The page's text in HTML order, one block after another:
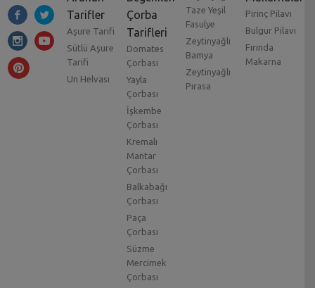
Tarifler
Aşure Tarifi
Sütlü Aşure
Tarifi
Un Helvası
Çorba
Tarifleri
Domates
Çorbası
Yayla
Çorbası
İşkembe
Çorbası
Kremalı
Mantar
Çorbası
Balkabağı
Çorbası
Paça
Çorbası
Süzme
Mercimek
Çorbası
Taze Yeşil
Fasulye
Zeytinyağlı
Bamya
Zeytinyağlı
Pırasa
Pirinç Pilavı
Bulgur Pilavı
Fırında
Makarna